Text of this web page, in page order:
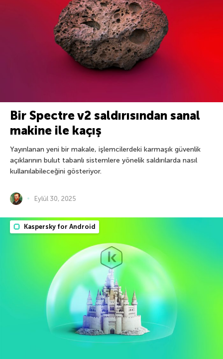
Bir Spectre v2 saldırısından sanal
makine ile kaçış
Yayınlanan yeni bir makale, işlemcilerdeki karmaşık güvenlik
açıklarının bulut tabanlı sistemlere yönelik saldırılarda nasıl
kullanılabileceğini gösteriyor.
Eylül 30, 2025
Kaspersky for Android